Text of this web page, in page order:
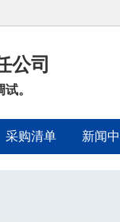
公司
。
采购清单 新闻